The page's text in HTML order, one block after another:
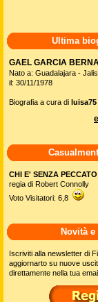
Ultima
GAEL GARCIA
Nato a: Guadalajara -
il: 30/11/1978
Biografia a cura di luisa75
CHI E' SENZA
regia di Robert Connolly
Voto Visitatori: 6,8
Novità
Iscriviti alla newsletter di
aggiornarto su nuove
direttamente nella tua